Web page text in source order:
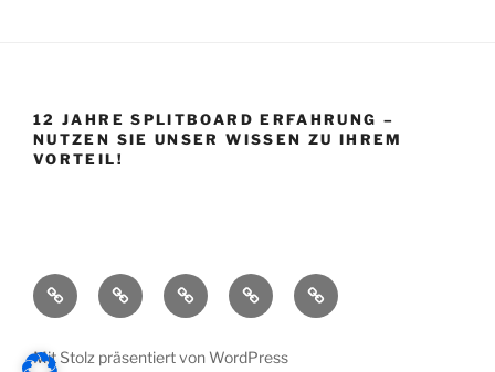
12 JAHRE SPLITBOARD ERFAHRUNG –
NUTZEN SIE UNSER WISSEN ZU IHREM
VORTEIL!
StartseiteShop
Splitboard
Base
Über
uns
Impressum
Mit Stolz präsentiert von WordPress